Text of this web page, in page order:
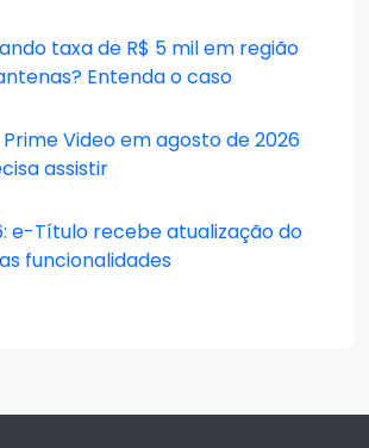
taxa de R$ 5 mil em região
Entenda o caso
Video em agosto de 2026
assistir
e-Título recebe atualização do
funcionalidades